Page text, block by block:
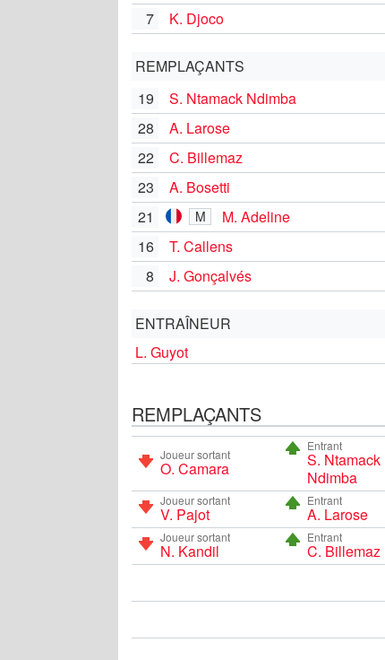
7 K. Djoco
REMPLAÇANTS
19
S. Ntamack Ndimba
28 A. Larose
22 C. Billemaz
23 A. Bosetti
21 M M. Adeline
16
T. Callens
8
J. Gonçalvés
ENTRAÎNEUR
L. Guyot
REMPLAÇANTS
Joueur sortant
O. Camara
Entrant
S. Ntamack
Ndimba
Joueur sortant
V. Pajot
Entrant
A. Larose
Joueur sortant
N. Kandil
Entrant
C. Billemaz